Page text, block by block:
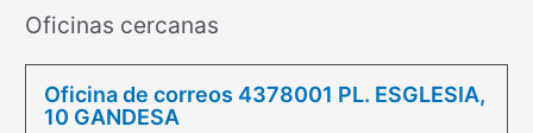
Oficinas cercanas
Oficina de correos 4378001 PL. ESGLESIA,
10 GANDESA